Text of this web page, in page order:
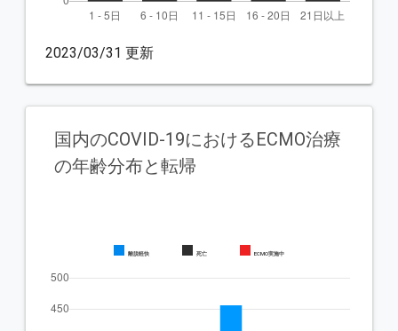
2023/03/31 更新
国内のCOVID-19におけるECMO治療
の年齢分布と転帰
離脱軽快 死亡 ECMO実施中